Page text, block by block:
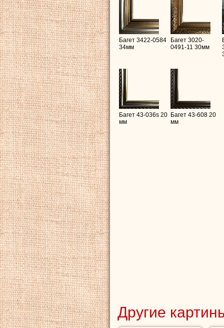
Багет 3422-0584
34мм
Багет 3020-
0491-11 30мм
Багет 43-036s 20
мм
Багет 43-608 20
мм
Другие